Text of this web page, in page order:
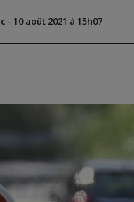
- 10 août 2021 à 15h07